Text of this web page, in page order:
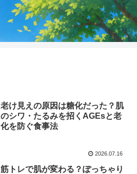
老け見えの原因は糖化だった？肌
のシワ・たるみを招くAGEsと老
化を防ぐ食事法
2026.07.16
筋トレで肌が変わる？ぽっちゃり